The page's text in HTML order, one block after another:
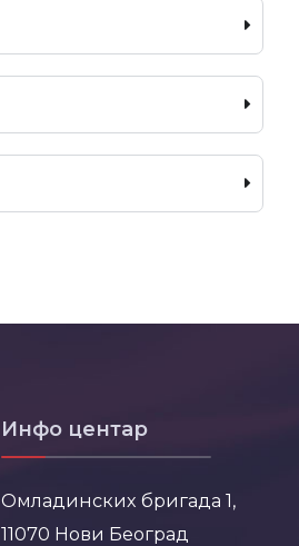
Инфо центар
Омладинских бригада 1,
11070 Нови Београд